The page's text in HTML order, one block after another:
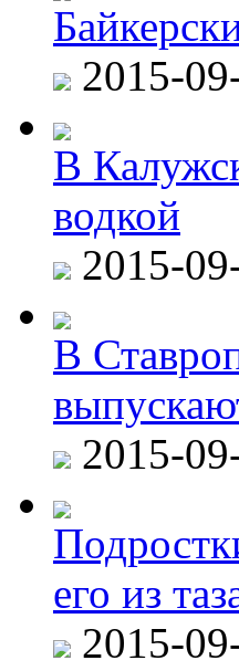
2015-
В
водкой
2015-
В
2015-
его из
2015-